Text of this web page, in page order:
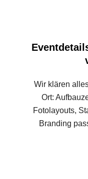
Wir klären
Ort:
Fotolayouts,
Branding